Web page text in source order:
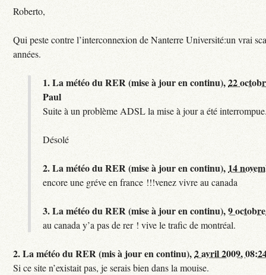
Roberto,
Qui peste contre l’interconnexion de Nanterre Université:un vrai
années.
1.La météo du RER (mise à jour en continu),22
Paul
Suite à un problème ADSL la mise à jour a été
Désolé
2.La météo du RER (mise à jour en continu), 14
encore une gréve en france !!!venez vivre au canada
3.La météo du RER (mise à jour en continu),9
au canada y’a pas de rer ! vive le trafic de montréal.
2.La météo du RER (mis à jour en continu),2 avril 2009,
Si ce site n’existait pas, je serais bien dans la mouise.